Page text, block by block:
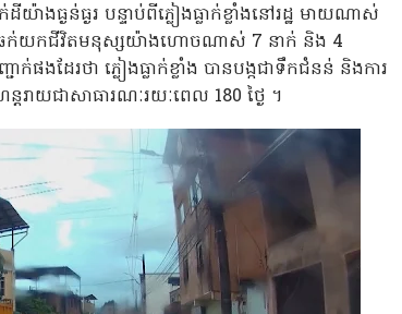
ាងធ្ងន់ធ្ងរ បន្ទាប់ពីភ្លៀងធ្លាក់ខ្លាំងនៅរដ្ឋ មាយណាស់
ឆក់យកជីវិតមនុស្សយ៉ាងហោចណាស់ 7 នាក់ និង 4
ក់ផងដែរថា ភ្លៀងធ្លាក់ខ្លាំង បានបង្កជាទឹកជំនន់ និងការ
តរាយជាសាធារណៈរយៈពេល 180 ថ្ងៃ ។